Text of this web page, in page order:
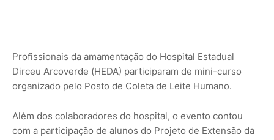
Profissionais da amamentação do Hospital Estadual
Dirceu Arcoverde (HEDA) participaram de mini-curso
organizado pelo Posto de Coleta de Leite Humano.
Além dos colaboradores do hospital, o evento contou
com a participação de alunos do Projeto de Extensão da